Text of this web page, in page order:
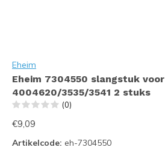
Eheim
Eheim 7304550 slangstuk voor
4004620/3535/3541 2 stuks
(0)
€9,09
Artikelcode: eh-7304550